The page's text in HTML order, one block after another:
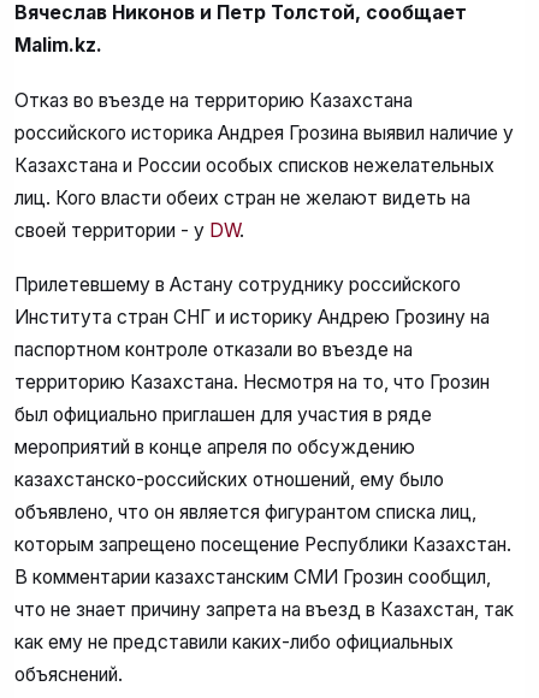
Вячеслав Никонов и Петр Толстой, сообщает
Malim.kz.
Отказ во въезде на территорию Казахстана
российского историка Андрея Грозина выявил наличие у
Казахстана и России особых списков нежелательных
лиц. Кого власти обеих стран не желают видеть на
своей территории - у DW.
Прилетевшему в Астану сотруднику российского
Института стран СНГ и историку Андрею Грозину на
паспортном контроле отказали во въезде на
территорию Казахстана. Несмотря на то, что Грозин
был официально приглашен для участия в ряде
мероприятий в конце апреля по обсуждению
казахстанско-российских отношений, ему было
объявлено, что он является фигурантом списка лиц,
которым запрещено посещение Республики Казахстан.
В комментарии казахстанским СМИ Грозин сообщил,
что не знает причину запрета на въезд в Казахстан, так
как ему не представили каких-либо официальных
объяснений.